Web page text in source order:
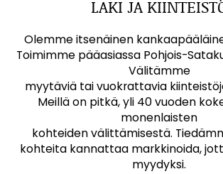
LAKI JA
Olemme itsenäinen
Toimimme pääasiassa Pohjois-
Välitämme
myytäviä tai vuokrattavia
Meillä on pitkä, yli 40 vuoden
monenlaisten
kohteiden välittämisestä.
kohteita kannattaa markkinoida,
myydyksi.